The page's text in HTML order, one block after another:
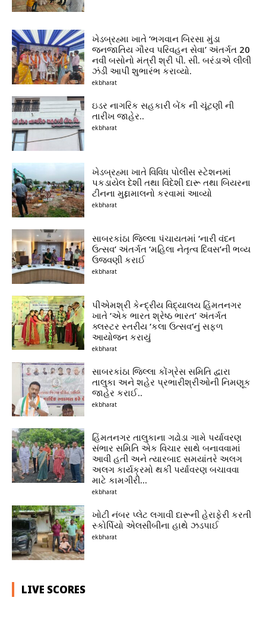
ખેડબ્રહ્મા ખાતે ‘ભગવાન બિરસા મુંડા
જનજાતિય ગૌરવ પરિવહન સેવા’ અંતર્ગત 20
નવી બસોનો મંત્રી શ્રી પી. સી. બરંડાએ લીલી
ઝંડી આપી શુભારંભ કરાવ્યો.
ekbharat
ઇડર નાગરિક સહકારી બેંક ની ચૂંટણી ની
તારીખ જાહેર..
ekbharat
ખેડબ્રહ્મા ખાતે વિવિધ પોલીસ સ્ટેશનમાં
પકડાયેલ દેશી તથા વિદેશી દારૂ તથા બિયરના
ટીનના મુદ્દામાલનો કરવામાં આવ્યો
ekbharat
સાબરકાંઠા જિલ્લા પંચાયતમાં ‘નારી વંદન
ઉત્સવ’ અંતર્ગત ‘મહિલા નેતૃત્વ દિવસ’ની ભવ્ય
ઉજવણી કરાઈ
ekbharat
પીએમશ્રી કેન્દ્રીય વિદ્યાલય હિંમતનગર
ખાતે ‘એક ભારત શ્રેષ્ઠ ભારત’ અંતર્ગત
ક્લસ્ટર સ્તરીય ‘કલા ઉત્સવ’નું સફળ
આયોજન કરાયું
ekbharat
સાબરકાંઠા જિલ્લા કોંગ્રેસ સમિતિ દ્વારા
તાલુકા અને શહેર પ્રભારીશ્રીઓની નિમણૂક
જાહેર કરાઈ..
ekbharat
હિંમતનગર તાલુકાના ગઢોડા ગામે પર્યાવરણ
સંભાર સમિતિ એક વિચાર સાથે બનાવવામાં
આવી હતી અને ત્યારબાદ સમયાંતરે અલગ
અલગ કાર્યક્રમો થકી પર્યાવરણ બચાવવા
માટે કામગીરી...
ekbharat
ખોટી નંબર પ્લેટ લગાવી દારૂની હેરાફેરી કરતી
સ્કોર્પિયો એલસીબીના હાથે ઝડપાઈ
ekbharat
LIVE SCORES